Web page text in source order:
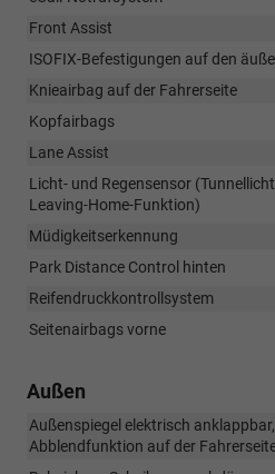
Front Assist
ISOFIX-Befestigungen auf den
Knieairbag auf der Fahrerseite
Kopfairbags
Lane Assist
Licht- und Regensensor
Leaving-Home-Funktion)
Müdigkeitserkennung
Park Distance Control hinten
Reifendruckkontrollsystem
Seitenairbags vorne
Außen
Außenspiegel elektrisch
Abblendfunktion auf der